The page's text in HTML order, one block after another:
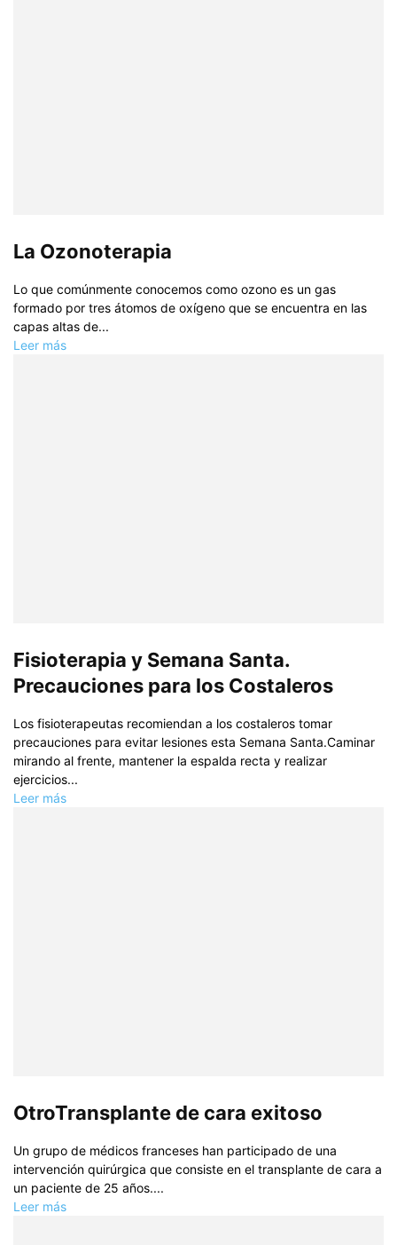
La Ozonoterapia
Lo que comúnmente conocemos como ozono es un gas
formado por tres átomos de oxí­geno que se encuentra en las
capas altas de...
Leer más
Fisioterapia y Semana Santa.
Precauciones para los Costaleros
Los fisioterapeutas recomiendan a los costaleros tomar
precauciones para evitar lesiones esta Semana Santa.Caminar
mirando al frente, mantener la espalda recta y realizar
ejercicios...
Leer más
OtroTransplante de cara exitoso
Un grupo de médicos franceses han participado de una
intervención quirúrgica que consiste en el transplante de cara a
un paciente de 25 años....
Leer más